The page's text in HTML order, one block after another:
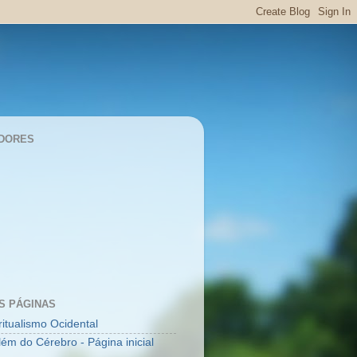
PÁGINAS
Ocidental
do Cérebro - Página inicial